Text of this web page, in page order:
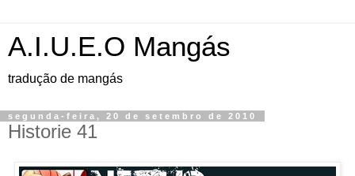
A.I.U.E.O Mangás
tradução de mangás
segunda-feira, 20 de setembro de 2010
Historie 41